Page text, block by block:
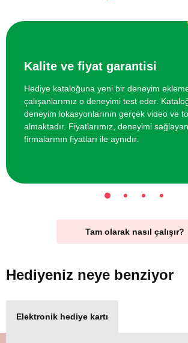
Kalite ve fiyat garantisi
Hediye kataloğuna yeni bir deneyim
çalışanlarımız o deneyimi test eder.
deneyim lokasyonlarının gerçek video ve
almaktadır. Fiyatlarımız, deneyimi
firmalarının fiyatları ile aynıdır.
Tam olarak nasıl çalışır?
Hediyeniz neye benziyor
Elektronik hediye kartı